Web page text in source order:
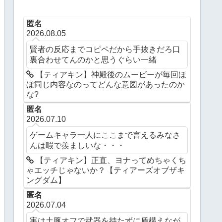
匿名
2026.08.05
賢者の反応までコピペだから手抜きだろ口
裏合わせてんのかと思うぐらい一緒
【ティアキン】神殿後のムービーが毎回ほ
ぼ同じ内容なのってどんな意図があったのか
な?
匿名
2026.07.10
ゲームキャラ一人にここまで言えるみなさ
んは暇で羨ましいな・・・
【ティアキン】正直、ヨナってめちゃくち
ゃエッチじゃないか？【ティアーズオブザキ
ングダム】
匿名
2026.07.04